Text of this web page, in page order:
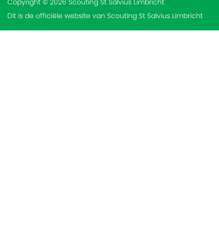
Dit is de officiële website van Scouting St Salvius Limbricht